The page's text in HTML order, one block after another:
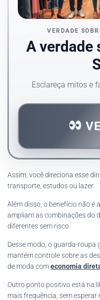
VERDADE
A verdade
Esclareça mitos e
Assim, você direciona esse
transporte, estudos ou lazer.
Além disso, o benefício não é
ampliam as combinações do
diferentes sem risco.
Desse modo, o guarda-roupa
mantém controle sobre as
de moda comeconomia
Outro ponto positivo está na
mais frequência, sem